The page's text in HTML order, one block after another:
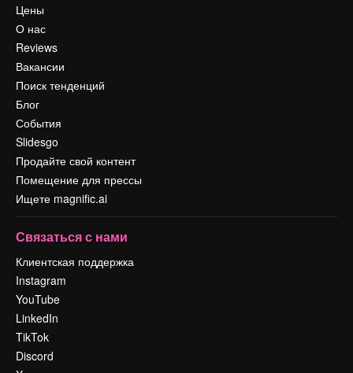
Цены
О нас
Reviews
Вакансии
Поиск тенденций
Блог
События
Slidesgo
Продайте свой контент
Помещение для прессы
Ищете magnific.ai
Связаться с нами
Клиентская поддержка
Instagram
YouTube
LinkedIn
TikTok
Discord